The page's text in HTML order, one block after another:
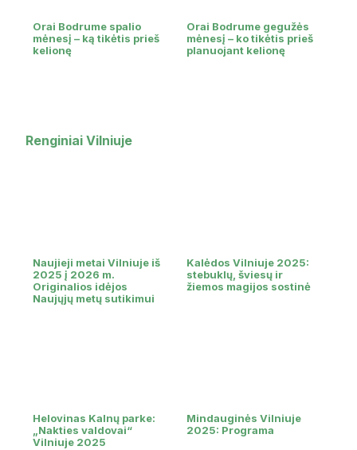
Orai Bodrume spalio
mėnesį – ką tikėtis prieš
kelionę
Orai Bodrume gegužės
mėnesį – ko tikėtis prieš
planuojant kelionę
Renginiai Vilniuje
Naujieji metai Vilniuje iš
2025 į 2026 m.
Originalios idėjos
Naujųjų metų sutikimui
Kalėdos Vilniuje 2025:
stebuklų, šviesų ir
žiemos magijos sostinė
Helovinas Kalnų parke:
„Nakties valdovai“
Vilniuje 2025
Mindauginės Vilniuje
2025: Programa